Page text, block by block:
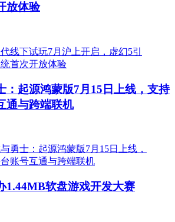
放体验
：起源鸿蒙版7月15日上线，支持
通与跨端联机
1.44MB软盘游戏开发大赛